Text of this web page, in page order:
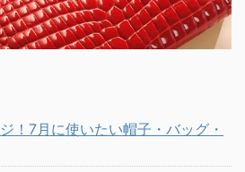
！7月に使いたい帽子・バッグ・